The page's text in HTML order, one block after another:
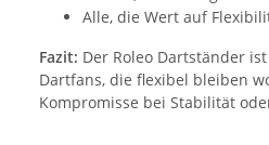
Alle, die Wert auf
Fazit: Der Roleo Dartständer
Dartfans, die flexibel bleiben
Kompromisse bei Stabilität